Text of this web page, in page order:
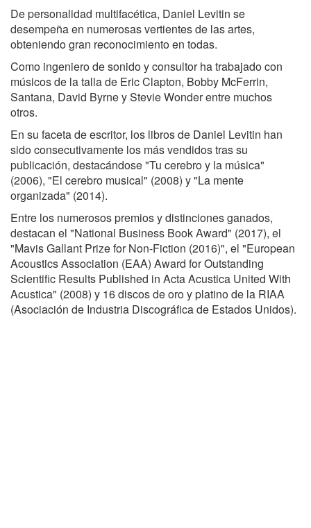
De personalidad multifacética, Daniel Levitin se
desempeña en numerosas vertientes de las artes,
obteniendo gran reconocimiento en todas.
Como ingeniero de sonido y consultor ha trabajado con
músicos de la talla de Eric Clapton, Bobby McFerrin,
Santana, David Byrne y Stevie Wonder entre muchos
otros.
En su faceta de escritor, los libros de Daniel Levitin han
sido consecutivamente los más vendidos tras su
publicación, destacándose "Tu cerebro y la música"
(2006), "El cerebro musical" (2008) y "La mente
organizada" (2014).
Entre los numerosos premios y distinciones ganados,
destacan el "National Business Book Award" (2017), el
"Mavis Gallant Prize for Non-Fiction (2016)", el "European
Acoustics Association (EAA) Award for Outstanding
Scientific Results Published in Acta Acustica United With
Acustica" (2008) y 16 discos de oro y platino de la RIAA
(Asociación de Industria Discográfica de Estados Unidos).